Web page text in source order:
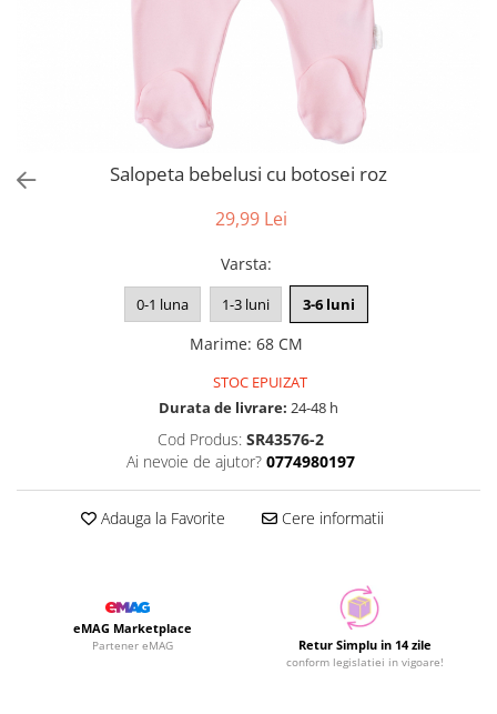
Salopeta bebelusi cu botosei roz
29,99 Lei
Varsta:
0-1 luna 1-3 luni 3-6 luni
Marime: 68 CM
STOC EPUIZAT
Durata de livrare: 24-48 h
Cod Produs: SR43576-2
Ai nevoie de ajutor? 0774980197
Adauga la Favorite Cere informatii
eMAG Marketplace
Partener eMAG Retur Simplu in 14 zile
conform legislatiei in vigoare!